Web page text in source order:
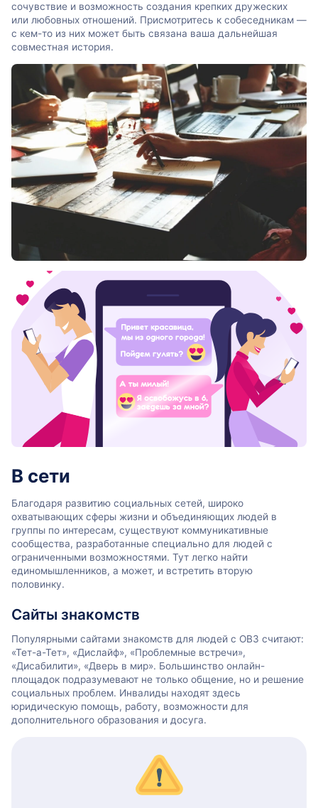
сочувствие и возможность создания крепких дружеских
или любовных отношений. Присмотритесь к собеседникам —
с кем-то из них может быть связана ваша дальнейшая
совместная история.
В сети
Благодаря развитию социальных сетей, широко
охватывающих сферы жизни и объединяющих людей в
группы по интересам, существуют коммуникативные
сообщества, разработанные специально для людей с
ограниченными возможностями. Тут легко найти
единомышленников, а может, и встретить вторую
половинку.
Сайты знакомств
Популярными сайтами знакомств для людей с ОВЗ считают:
«Тет-а-Тет», «Дислайф», «Проблемные встречи»,
«Дисабилити», «Дверь в мир». Большинство онлайн-
площадок подразумевают не только общение, но и решение
социальных проблем. Инвалиды находят здесь
юридическую помощь, работу, возможности для
дополнительного образования и досуга.